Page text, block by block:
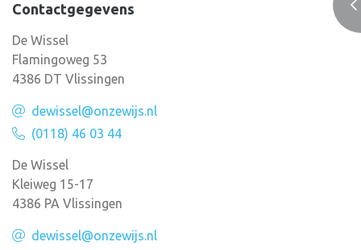
Contactgegevens
De Wissel
Flamingoweg 53
4386 DT Vlissingen
dewissel@onzewijs.nl
(0118) 46 03 44
De Wissel
Kleiweg 15-17
4386 PA Vlissingen
dewissel@onzewijs.nl